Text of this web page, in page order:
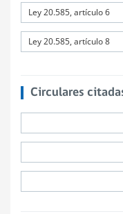
Ley 20.585, artículo 6
Ley 20.585, artículo 8
Circulares